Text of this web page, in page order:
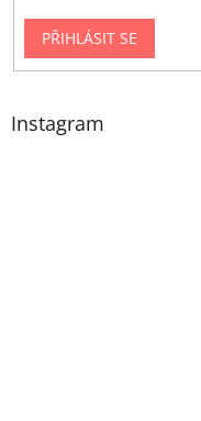
PŘIHLÁSIT SE
Instagram